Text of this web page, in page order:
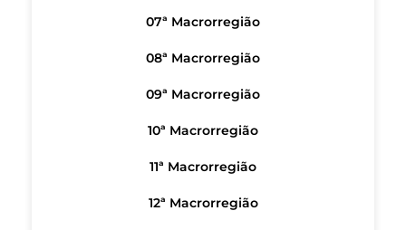
07ª Macrorregião
08ª Macrorregião
09ª Macrorregião
10ª Macrorregião
11ª Macrorregião
12ª Macrorregião